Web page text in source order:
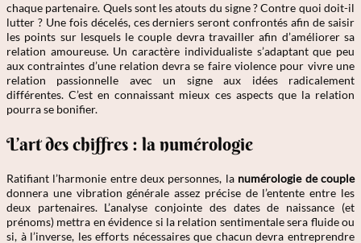
chaque partenaire. Quels sont les atouts du signe ? Contre quoi doit-il
lutter ? Une fois décelés, ces derniers seront confrontés afin de saisir
les points sur lesquels le couple devra travailler afin d’améliorer sa
relation amoureuse. Un caractère individualiste s’adaptant que peu
aux contraintes d’une relation devra se faire violence pour vivre une
relation passionnelle avec un signe aux idées radicalement
différentes. C’est en connaissant mieux ces aspects que la relation
pourra se bonifier.
L’art des chiffres : la numérologie
Ratifiant l’harmonie entre deux personnes, la numérologie de couple
donnera une vibration générale assez précise de l’entente entre les
deux partenaires. L’analyse conjointe des dates de naissance (et
prénoms) mettra en évidence si la relation sentimentale sera fluide ou
si, à l’inverse, les efforts nécessaires que chacun devra entreprendre